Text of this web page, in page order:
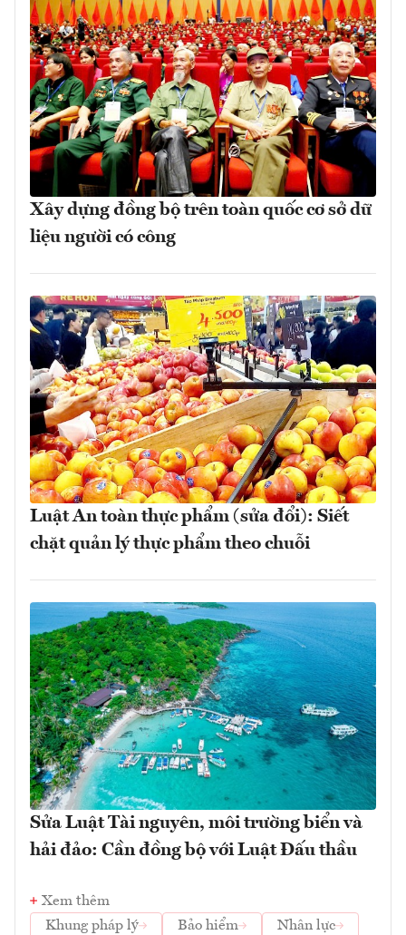
Xây dựng đồng bộ trên toàn quốc cơ sở dữ
liệu người có công
Luật An toàn thực phẩm (sửa đổi): Siết
chặt quản lý thực phẩm theo chuỗi
Sửa Luật Tài nguyên, môi trường biển và
hải đảo: Cần đồng bộ với Luật Đấu thầu
Xem thêm
Khung pháp lý
Bảo hiểm
Nhân lực